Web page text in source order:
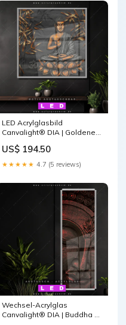
LED Acrylglasbild
Canvalight® DIA | Goldener
Größe in cm:120 x 120
US$ 194.50
★★★★★ 4.7 (5 reviews)
Wechsel-Acrylglas
Canvalight® DIA | Buddha &